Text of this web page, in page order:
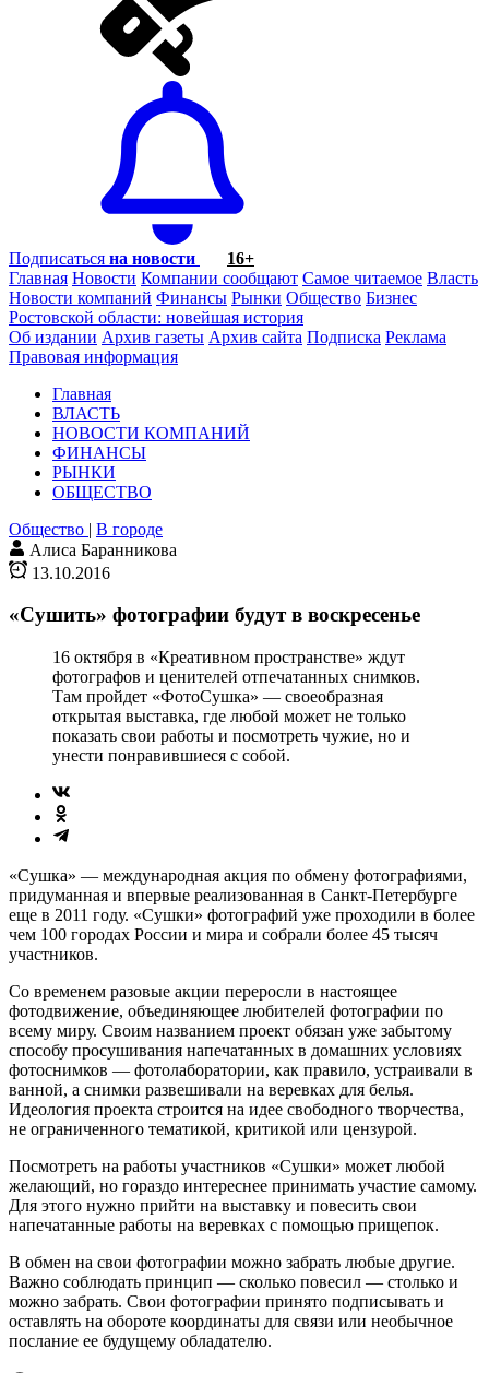
Подписаться на новости
16+
Главная Новости Компании сообщают Самое читаемое Власть
Новости компаний Финансы Рынки Общество Бизнес
Ростовской области: новейшая история
Об издании Архив газеты Архив сайта Подписка Реклама
Правовая информация
Главная
ВЛАСТЬ
НОВОСТИ КОМПАНИЙ
ФИНАНСЫ
РЫНКИ
ОБЩЕСТВО
Общество | В городе
Алиса Баранникова
13.10.2016
«Сушить» фотографии будут в воскресенье
16 октября в «Креативном пространстве» ждут
фотографов и ценителей отпечатанных снимков.
Там пройдет «ФотоСушка» — своеобразная
открытая выставка, где любой может не только
показать свои работы и посмотреть чужие, но и
унести понравившиеся с собой.
«Сушка» — международная акция по обмену фотографиями,
придуманная и впервые реализованная в Санкт-Петербурге
еще в 2011 году. «Сушки» фотографий уже проходили в более
чем 100 городах России и мира и собрали более 45 тысяч
участников.
Со временем разовые акции переросли в настоящее
фотодвижение, объединяющее любителей фотографии по
всему миру. Своим названием проект обязан уже забытому
способу просушивания напечатанных в домашних условиях
фотоснимков — фотолаборатории, как правило, устраивали в
ванной, а снимки развешивали на веревках для белья.
Идеология проекта строится на идее свободного творчества,
не ограниченного тематикой, критикой или цензурой.
Посмотреть на работы участников «Сушки» может любой
желающий, но гораздо интереснее принимать участие самому.
Для этого нужно прийти на выставку и повесить свои
напечатанные работы на веревках с помощью прищепок.
В обмен на свои фотографии можно забрать любые другие.
Важно соблюдать принцип — сколько повесил — столько и
можно забрать. Свои фотографии принято подписывать и
оставлять на обороте координаты для связи или необычное
послание ее будущему обладателю.